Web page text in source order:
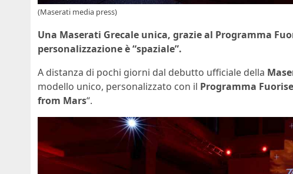
(Maserati media press)
Una Maserati Grecale unica, grazie al Programma
personalizzazione è “spaziale”.
A distanza di pochi giorni dal debutto ufficiale della
modello unico, personalizzato con il Programma
from Mars“.